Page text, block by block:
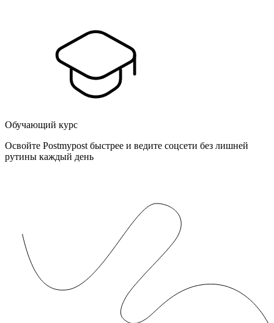
Обучающий курс
Освойте Postmypost быстрее и ведите соцсети без лишней
рутины каждый день